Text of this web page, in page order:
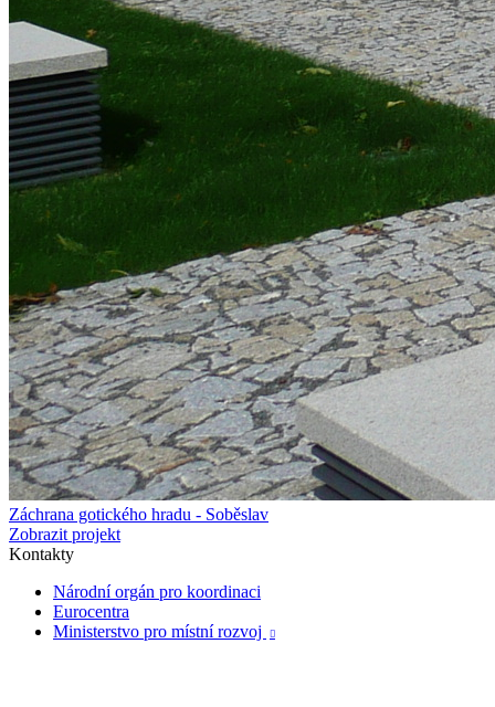
Záchrana gotického hradu - Soběslav
Zobrazit projekt
Kontakty
Národní orgán pro koordinaci
Eurocentra
Ministerstvo pro místní rozvoj
